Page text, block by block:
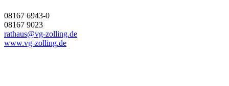
08167 6943-0
08167 9023
rathaus@vg-zolling.de
www.vg-zolling.de